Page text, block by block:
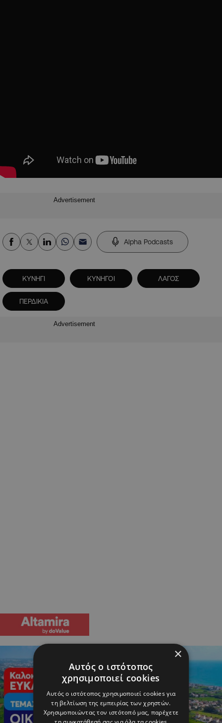
Advertisement
Alpha Podcasts
ΚΥΝΗΓΙ ΚΥΝΗΓΟΙ ΛΑΓΟΣ
ΠΕΡΔΙΚΙΑ
Advertisement
×
Αυτός ο ιστότοπος
χρησιμοποιεί cookies
Αυτός ο ιστότοπος χρησιμοποιεί cookies για
τη βελτίωση της εμπειρίας των χρηστών.
Χρησιμοποιώντας τον ιστότοπό μας, παρέχετε